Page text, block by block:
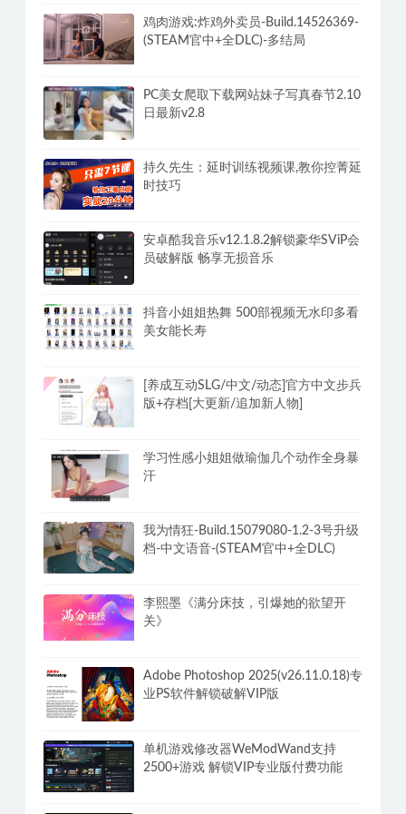
鸡肉游戏:炸鸡外卖员-Build.14526369-
(STEAM官中+全DLC)-多结局
PC美女爬取下载网站妹子写真春节2.10
日最新v2.8
持久先生：延时训练视频课,教你控菁延
时技巧
安卓酷我音乐v12.1.8.2解锁豪华SViP会
员破解版 畅享无损音乐
抖音小姐姐热舞 500部视频无水印多看
美女能长寿
[养成互动SLG/中文/动态]官方中文步兵
版+存档[大更新/追加新人物]
学习性感小姐姐做瑜伽几个动作全身暴
汗
我为情狂-Build.15079080-1.2-3号升级
档-中文语音-(STEAM官中+全DLC)
李熙墨《满分床技，引爆她的欲望开
关》
Adobe Photoshop 2025(v26.11.0.18)专
业PS软件解锁破解VIP版
单机游戏修改器WeModWand支持
2500+游戏 解锁VIP专业版付费功能